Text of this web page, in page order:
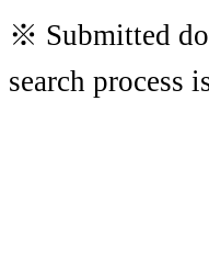
※ Submitted
search process